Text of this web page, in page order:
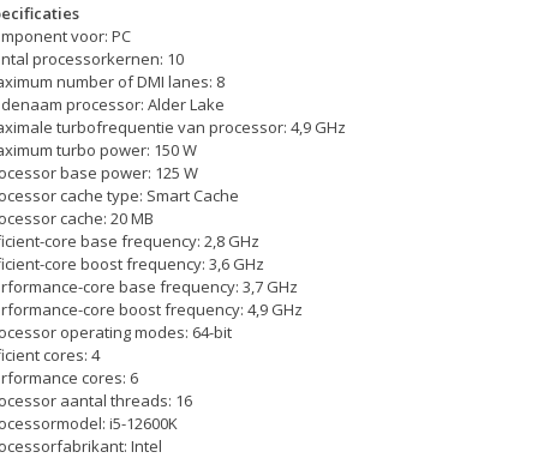
voor: PC
processorkernen: 10
number of DMI lanes: 8
processor: Alder Lake
turbofrequentie van processor: 4,9 GHz
turbo power: 150 W
base power: 125 W
cache type: Smart Cache
cache: 20 MB
core base frequency: 2,8 GHz
core boost frequency: 3,6 GHz
core base frequency: 3,7 GHz
core boost frequency: 4,9 GHz
operating modes: 64-bit
cores: 4
cores: 6
aantal threads: 16
i5-12600K
Intel